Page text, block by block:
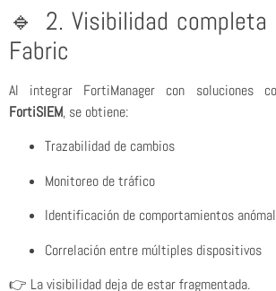
🔹 2. Visibilidad
Fabric
Al integrar FortiManager con soluciones
FortiSIEM, se obtiene:
Trazabilidad de cambios
Monitoreo de tráfico
Identificación de comportamientos
Correlación entre múltiples dispositivos
👉 La visibilidad deja de estar fragmentada.